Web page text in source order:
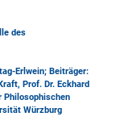
des
Erlwein; Beiträger:
Prof. Dr. Eckhard
Philosophischen
Würzburg